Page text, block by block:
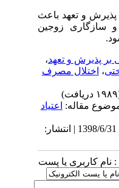
و تعهد باعث
سازگاری زوجین
پذیرش و تعهد،
،اختلال مصرف
مقاله:اعتیاد
دریافت: 1398/3/12 | پذیرش: 1398/6/31 | انتشار:
نام کاربری یا پست